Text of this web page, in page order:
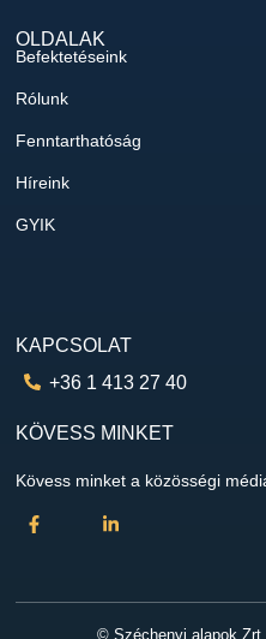
OLDALAK
Befektetéseink
Rólunk
Fenntarthatóság
Híreink
GYIK
KAPCSOLAT
+36 1 413 27 40
KÖVESS MINKET
Kövess minket a közösségi
© Széchenyi alapok